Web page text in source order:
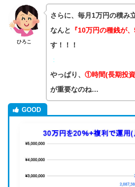
ひろこ
さらに、毎月1万円の積み
なんと 『10万円の種銭が、
す！！！
：
やっぱり、 ①時間(長期投
が重要なのね…